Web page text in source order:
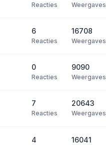
Reacties Weergaves
6
Reacties
16708
Weergaves
0
Reacties
9090
Weergaves
7
Reacties
20643
Weergaves
4 16041